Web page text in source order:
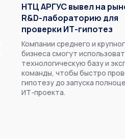
НТЦ АРГУС вывел на
R&D-лабораторию для
проверки ИТ-гипотез
Компании среднего и
бизнеса смогут
технологическую базу и
команды, чтобы быстро
гипотезу до запуска
ИТ-проекта.